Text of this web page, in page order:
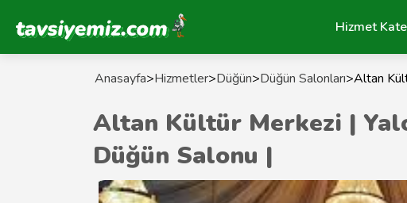
Tavsiyemiz Anasayfa Hizmet
Anasayfa>Hizmetler>Düğün>Düğün Salonları>Altan
Altan Kültür Merkezi |
Düğün Salonu |